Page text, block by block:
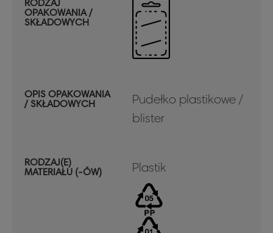
RODZAJ
OPAKOWANIA /
SKŁADOWYCH
OPIS OPAKOWANIA
/ SKŁADOWYCH
Pudełko plastikowe /
blister
RODZAJ(E)
MATERIAŁU (-ÓW)
Plastik